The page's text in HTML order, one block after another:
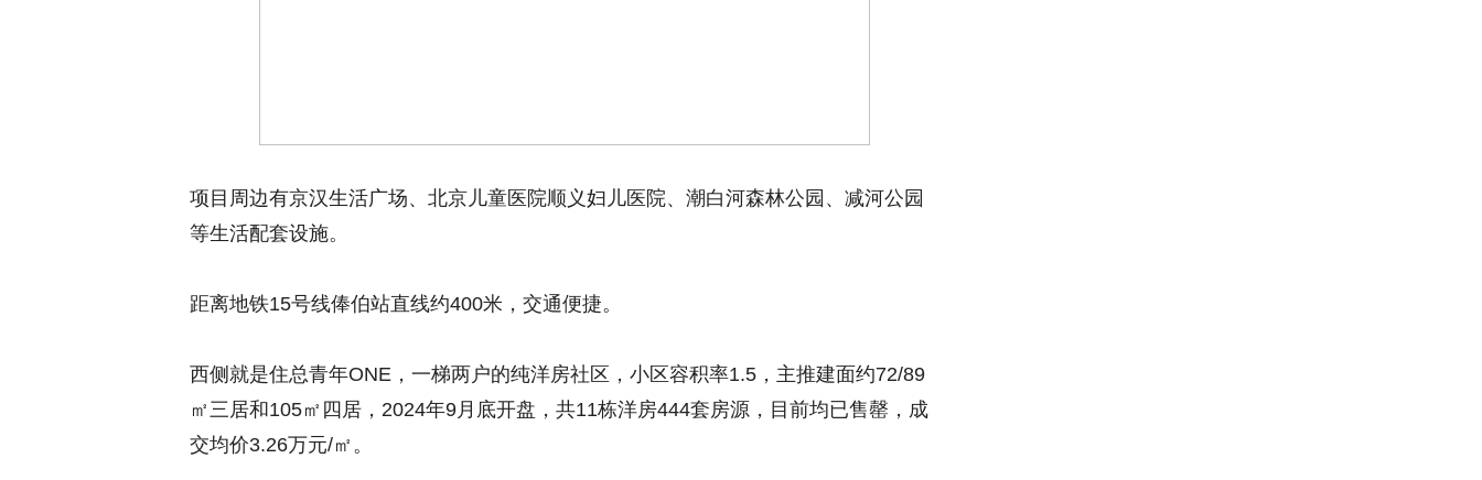
项目周边有京汉生活广场、北京儿童医院顺义妇儿医院、潮白河森林公园、减河公园
等生活配套设施。
距离地铁15号线俸伯站直线约400米，交通便捷。
西侧就是住总青年ONE，一梯两户的纯洋房社区，小区容积率1.5，主推建面约72/89
㎡三居和105㎡四居，2024年9月底开盘，共11栋洋房444套房源，目前均已售罄，成
交均价3.26万元/㎡。